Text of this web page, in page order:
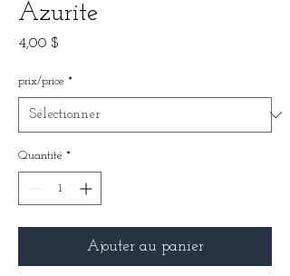
Azurite
4,00 $
prix/price *
Quantité *
Ajouter au panier